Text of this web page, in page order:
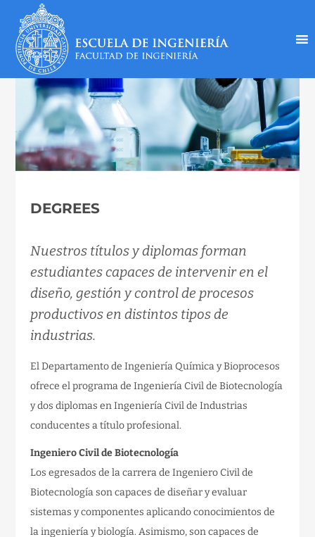
Inicio » Quimica Y Bioprocesos
Programs » Degrees
DEGREES
Nuestros títulos y diplomas forman
estudiantes capaces de intervenir en el
diseño, gestión y control de procesos
productivos en distintos tipos de
industrias.
El Departamento de Ingeniería Química y Bioprocesos
ofrece el programa de Ingeniería Civil de Biotecnología
y dos diplomas en Ingeniería Civil de Industrias
conducentes a título profesional.
Ingeniero Civil de Biotecnología
Los egresados de la carrera de Ingeniero Civil de
Biotecnología son capaces de diseñar y evaluar
sistemas y componentes aplicando conocimientos de
la ingeniería y biología. Asimismo, son capaces de